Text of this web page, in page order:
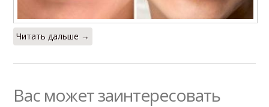
Читать дальше →
Вас может заинтересовать